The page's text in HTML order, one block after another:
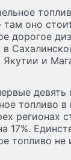
оно
дорогое
Якутии и
девять
топливо
регионах
17%.
топливо не